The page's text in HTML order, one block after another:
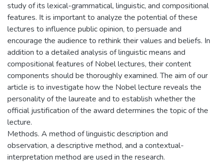
study of its lexical-grammatical, linguistic, and compositional
features. It is important to analyze the potential of these
lectures to influence public opinion, to persuade and
encourage the audience to rethink their values and beliefs. In
addition to a detailed analysis of linguistic means and
compositional features of Nobel lectures, their content
components should be thoroughly examined. The aim of our
article is to investigate how the Nobel lecture reveals the
personality of the laureate and to establish whether the
official justification of the award determines the topic of the
lecture.
Methods. A method of linguistic description and
observation, a descriptive method, and a contextual-
interpretation method are used in the research.